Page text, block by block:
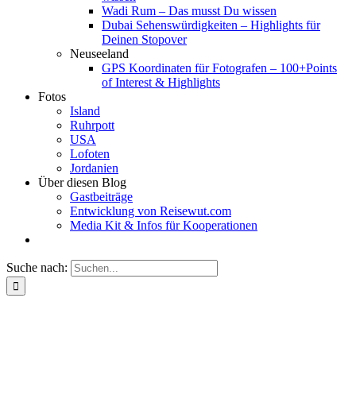
Wadi Rum – Das musst Du wissen
Dubai Sehenswürdigkeiten – Highlights für
Deinen Stopover
Neuseeland
GPS Koordinaten für Fotografen – 100+Points
of Interest & Highlights
Fotos
Island
Ruhrpott
USA
Lofoten
Jordanien
Über diesen Blog
Gastbeiträge
Entwicklung von Reisewut.com
Media Kit & Infos für Kooperationen
Suche nach: